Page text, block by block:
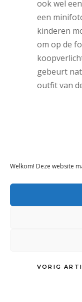
Welkom! Deze website
ook wel
een
kinderen
om op de
gebeurt
outfit van
Tags:
VORIG